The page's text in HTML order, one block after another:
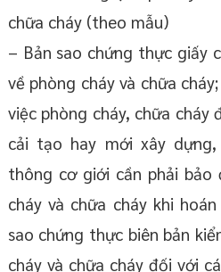
chữa cháy (theo mẫu)
– Bản sao chứng thực giấy
về phòng cháy và chữa
việc phòng cháy, chữa cháy
cải tạo hay mới xây
thông cơ giới cần phải bảo
cháy và chữa cháy khi
sao chứng thực biên bản
cháy và chữa cháy đối với